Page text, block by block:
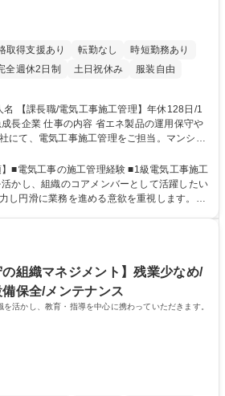
取得支援あり 転勤なし
時短勤務あり
全週休2日制 土日祝休み 服装自由
製品の運用保守や
にて、電気工事施工管理をご担当。マンショ
の工程・品質・安全管理に加え、協力会社の
コン出 身の先輩も多く、相談し
きます《詳細》■工程・品質・安全管理■下請
調整■全国安全パトロール■電気設備の勉強
トスキルも磨けます。裁量を持って成長企業
集職種 【課長職/電気工事
工管理技士を活かす/急成長企業
■電気工事の施工管理経験 ■1級電気工事施工
かし、組織のコアメンバーとして活躍したい
し円滑に業務を進める意欲を重視します。
員が随時相談に乗るため、安心して業務に取
を感じながら、社会の省エネ化という意義の
きな特徴です。福利厚生も整っており、腰を
大 専
第一種運転免許普通自動車 1級電気工事施工
の組織マネジメント】残業少なめ/
保全/メンテナンス
活かし、教育・指導を中心に携わっていただきます。